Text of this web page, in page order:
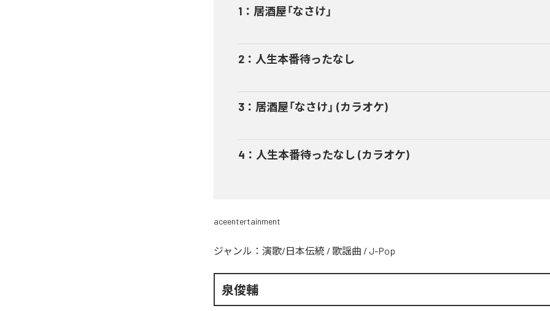
1 ： 居酒屋「なさけ」
2 ： 人生本番待ったなし
3 ： 居酒屋「なさけ」 (カラオケ)
4 ： 人生本番待ったなし (カラオケ)
aceentertainment
ジャンル： 演歌/日本伝統 / 歌謡曲 / J-Pop
泉俊輔